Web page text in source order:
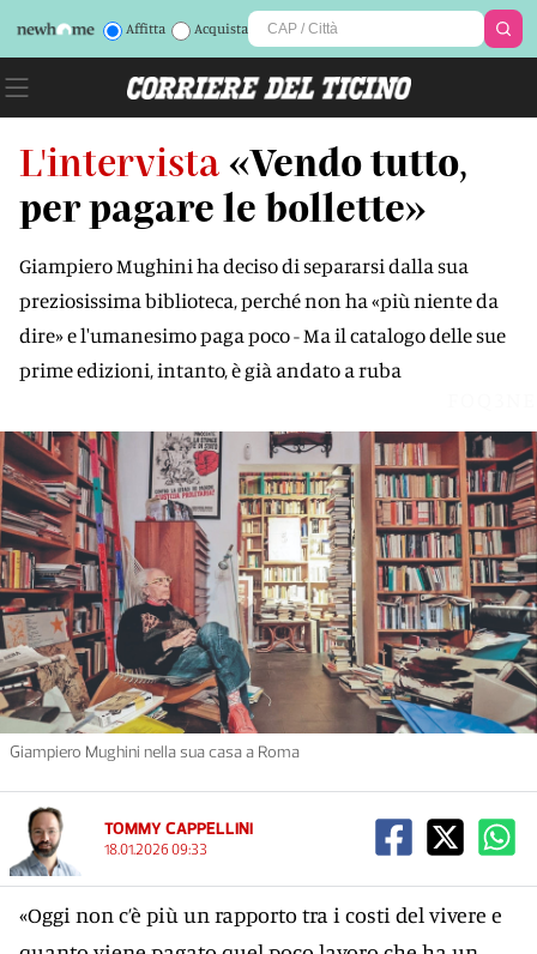
Affitta Acquista
L'intervista «Vendo tutto,
per pagare le bollette»
Giampiero Mughini ha deciso di separarsi dalla sua
preziosissima biblioteca, perché non ha «più niente da
dire» e l'umanesimo paga poco - Ma il catalogo delle sue
prime edizioni, intanto, è già andato a ruba
Giampiero Mughini nella sua casa a Roma
TOMMY CAPPELLINI
18.01.2026 09:33
«Oggi non c’è più un rapporto tra i costi del vivere e